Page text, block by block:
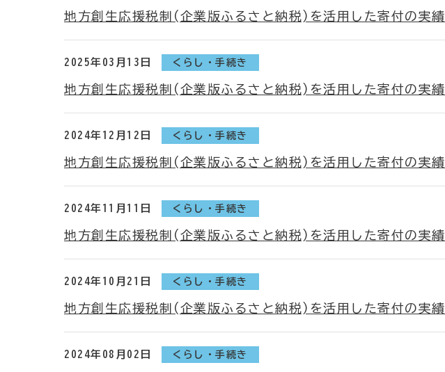
地方創生応援税制(企業版ふるさと納税)を活用した寄付の実績
2025年03月13日 くらし・手続き
地方創生応援税制(企業版ふるさと納税)を活用した寄付の実績
2024年12月12日 くらし・手続き
地方創生応援税制(企業版ふるさと納税)を活用した寄付の実績
2024年11月11日 くらし・手続き
地方創生応援税制(企業版ふるさと納税)を活用した寄付の実績
2024年10月21日 くらし・手続き
地方創生応援税制(企業版ふるさと納税)を活用した寄付の実績
2024年08月02日 くらし・手続き